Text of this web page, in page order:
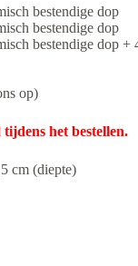
bestendige dop
bestendige dop
bestendige dop +
op)
het bestellen.
cm (diepte)